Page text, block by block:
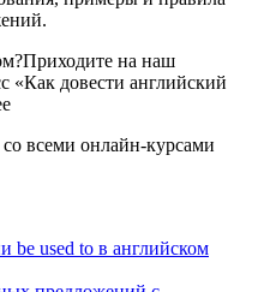
на наш
«Как довести английский
всеми онлайн-курсами
be used to в английском